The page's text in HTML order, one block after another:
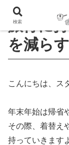
旅行に
を減ら
こんにちは、ス
年末年始は帰省
その際、着替え
持っていきます
検索